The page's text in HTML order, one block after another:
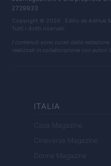
2729933
Copyright © 2026 · Edito da AdHub
Tutti i diritti riservati
I contenuti sono curati dalla
realizzati in collaborazione con autori
ITALIA
Casa Magazine
Cineverse Magazine
Donne Magazine